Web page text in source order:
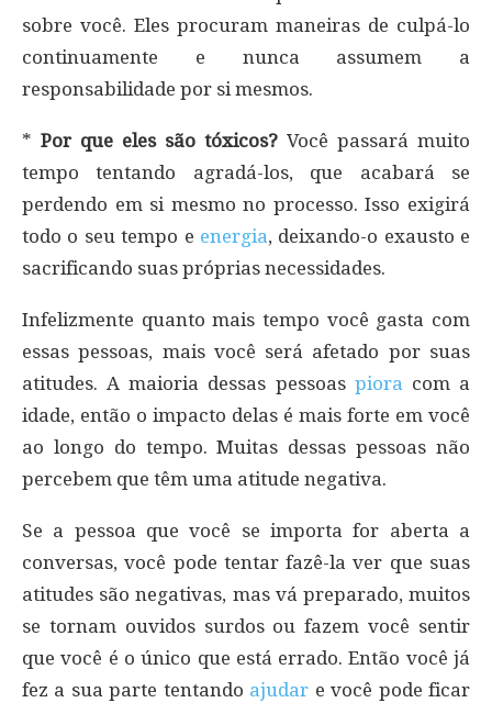
sobre você. Eles procuram maneiras de culpá-lo
continuamente e nunca assumem a
responsabilidade por si mesmos.
* Por que eles são tóxicos? Você passará muito
tempo tentando agradá-los, que acabará se
perdendo em si mesmo no processo. Isso exigirá
todo o seu tempo e energia, deixando-o exausto e
sacrificando suas próprias necessidades.
Infelizmente quanto mais tempo você gasta com
essas pessoas, mais você será afetado por suas
atitudes. A maioria dessas pessoas piora com a
idade, então o impacto delas é mais forte em você
ao longo do tempo. Muitas dessas pessoas não
percebem que têm uma atitude negativa.
Se a pessoa que você se importa for aberta a
conversas, você pode tentar fazê-la ver que suas
atitudes são negativas, mas vá preparado, muitos
se tornam ouvidos surdos ou fazem você sentir
que você é o único que está errado. Então você já
fez a sua parte tentando ajudar e você pode ficar